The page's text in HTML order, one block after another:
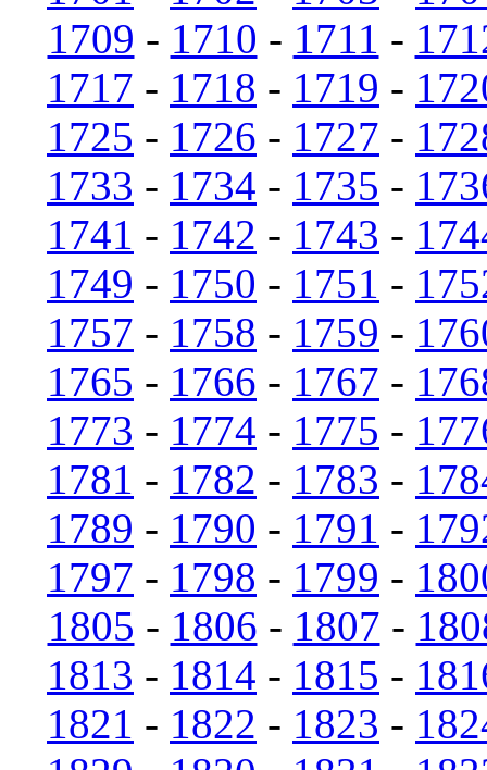
1709 - 1710 - 1711 -
1717 - 1718 - 1719 -
1725 - 1726 - 1727 -
1733 - 1734 - 1735 -
1741 - 1742 - 1743 -
1749 - 1750 - 1751 -
1757 - 1758 - 1759 -
1765 - 1766 - 1767 -
1773 - 1774 - 1775 -
1781 - 1782 - 1783 -
1789 - 1790 - 1791 -
1797 - 1798 - 1799 -
1805 - 1806 - 1807 -
1813 - 1814 - 1815 -
1821 - 1822 - 1823 -